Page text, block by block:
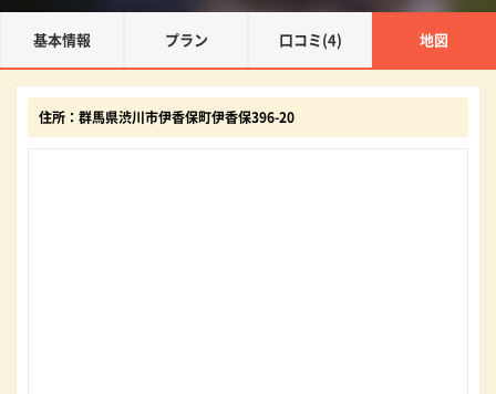
基本情報 プラン 口コミ(4) 地図
住所：群馬県渋川市伊香保町伊香保396-20